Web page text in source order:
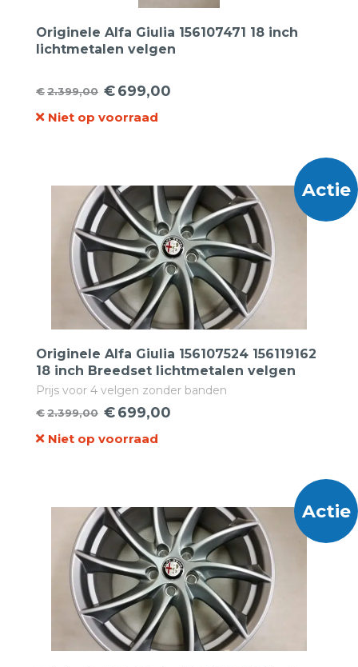
Originele Alfa Giulia 156107471 18 inch
lichtmetalen velgen
€2.399,00
Oorspronkelijke
prijs
€699,00
Huidige
prijs
Niet op voorraad
Actie
Originele Alfa Giulia 156107524 156119162
18 inch Breedset lichtmetalen velgen
Prijs voor 4 velgen zonder banden
€2.399,00
Oorspronkelijke
prijs
€699,00
Huidige
prijs
Niet op voorraad
Actie